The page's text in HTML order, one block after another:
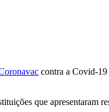
contra a Covid-19
que apresentaram